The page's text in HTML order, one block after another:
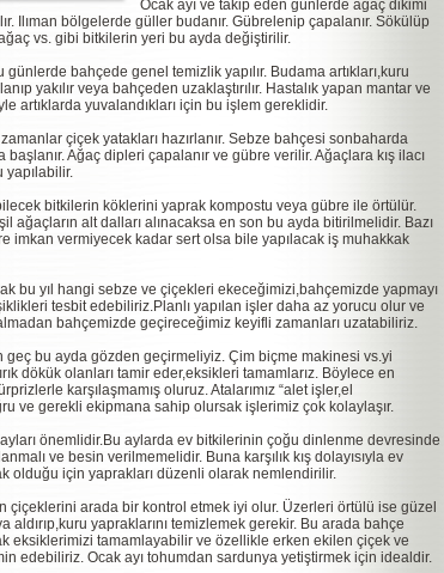
Ocak ayı ve takip eden günlerde ağaç dikimi
Ilıman bölgelerde güller budanır. Gübrelenip çapalanır. Sökülüp
vs. gibi bitkilerin yeri bu ayda değiştirilir.
günlerde bahçede genel temizlik yapılır. Budama artıkları,kuru
yakılır veya bahçeden uzaklaştırılır. Hastalık yapan mantar ve
artıklarda yuvalandıkları için bu işlem gereklidir.
çiçek yatakları hazırlanır. Sebze bahçesi sonbaharda
başlanır. Ağaç dipleri çapalanır ve gübre verilir. Ağaçlara kış ilacı
yapılabilir.
bitkilerin köklerini yaprak kompostu veya gübre ile örtülür.
ağaçların alt dalları alınacaksa en son bu ayda bitirilmelidir. Bazı
imkan vermiyecek kadar sert olsa bile yapılacak iş muhakkak
bu yıl hangi sebze ve çiçekleri ekeceğimizi,bahçemizde yapmayı
tesbit edebiliriz.Planlı yapılan işler daha az yorucu olur ve
bahçemizde geçireceğimiz keyifli zamanları uzatabiliriz.
geç bu ayda gözden geçirmeliyiz. Çim biçme makinesi vs.yi
dökük olanları tamir eder,eksikleri tamamlarız. Böylece en
karşılaşmamış oluruz. Atalarımız “alet işler,el
ve gerekli ekipmana sahip olursak işlerimiz çok kolaylaşır.
önemlidir.Bu aylarda ev bitkilerinin çoğu dinlenme devresinde
ve besin verilmemelidir. Buna karşılık kış dolayısıyla ev
olduğu için yaprakları düzenli olarak nemlendirilir.
çiçeklerini arada bir kontrol etmek iyi olur. Üzerleri örtülü ise güzel
aldırıp,kuru yapraklarını temizlemek gerekir. Bu arada bahçe
eksiklerimizi tamamlayabilir ve özellikle erken ekilen çiçek ve
edebiliriz. Ocak ayı tohumdan sardunya yetiştirmek için idealdir.